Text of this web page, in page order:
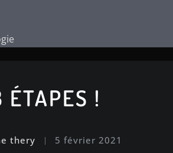
ÉTAPES !
thery 5 février 2021